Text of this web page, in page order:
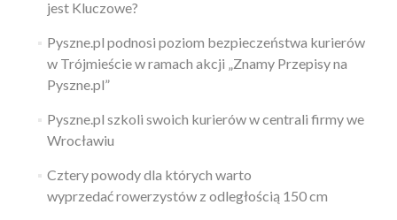
jest Kluczowe?
Pyszne.pl podnosi poziom bezpieczeństwa kurierów
w Trójmieście w ramach akcji „Znamy Przepisy na
Pyszne.pl”
Pyszne.pl szkoli swoich kurierów w centrali firmy we
Wrocławiu
Cztery powody dla których warto
wyprzedać rowerzystów z odległością 150 cm